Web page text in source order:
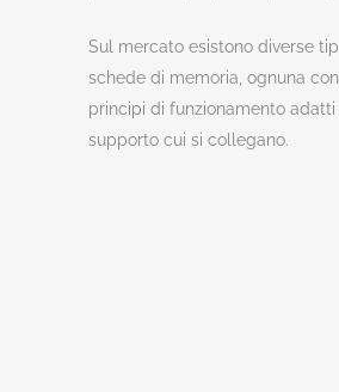
Sul mercato esistono diverse
schede di memoria, ognuna
principi di funzionamento
supporto cui si collegano.